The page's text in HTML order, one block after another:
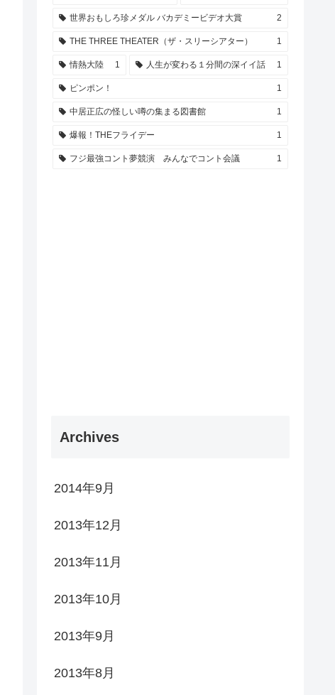
世界おもしろ珍メダル バカデミービデオ大賞 2
THE THREE THEATER（ザ・スリーシアター） 1
情熱大陸 1 人生が変わる１分間の深イイ話 1
ピンポン！ 1
中居正広の怪しい噂の集まる図書館 1
爆報！THEフライデー 1
フジ最強コント夢競演 みんなでコント会議 1
Archives
2014年9月
2013年12月
2013年11月
2013年10月
2013年9月
2013年8月